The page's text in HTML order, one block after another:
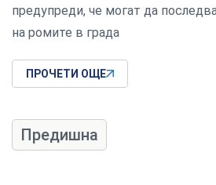
предупреди, че могат да
на ромите в града
ПРОЧЕТИ ОЩЕ
Предишна